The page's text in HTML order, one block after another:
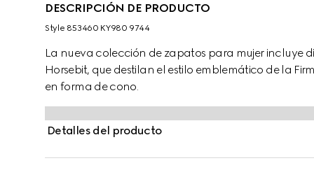
DESCRIPCIÓN DE PRODUCTO
Style ‎853460 KY980 9744
La nueva colección de zapatos para mujer incluye
Horsebit, que destilan el estilo emblemático de la
en forma de cono.
Detalles del producto